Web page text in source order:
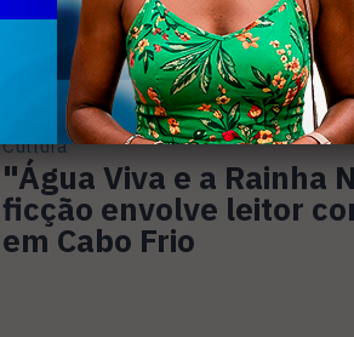
Cultura
"Água Viva e a Rainha
ficção envolve leitor
em Cabo Frio